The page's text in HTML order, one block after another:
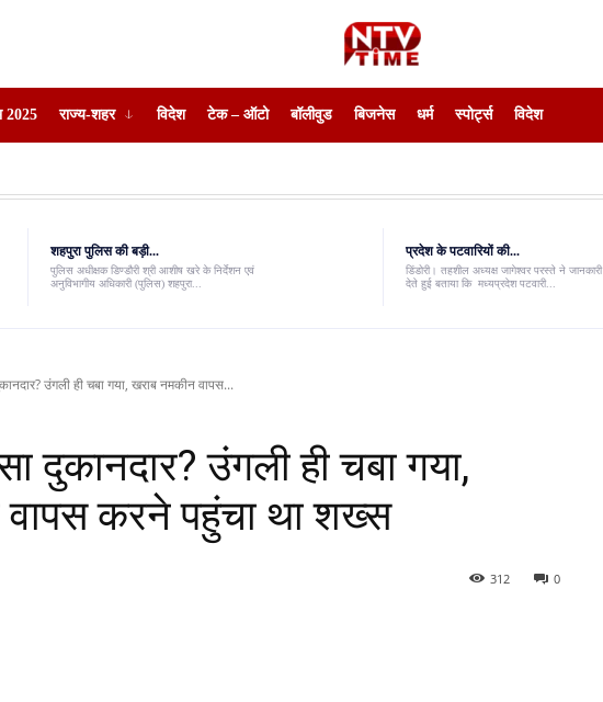
2025 राज्य-शहर विदेश टेक – ऑटो बॉलीवुड बिजनेस धर्म स्पोर्ट्स विदेश
शहपुरा पुलिस की बड़ी...
पुलिस अधीक्षक डिण्डौरी श्री आशीष खरे के निर्देशन एवं
अनुविभागीय अधिकारी (पुलिस) शहपुरा...
प्रदेश के पटवारियों की...
डिंडोरी। तहशील अध्यक्ष जागेश्वर परस्ते ने जानकारी
देते हुई बताया कि मध्यप्रदेश पटवारी...
उंगली ही चबा गया, खराब नमकीन वापस...
दुकानदार? उंगली ही चबा गया,
करने पहुंचा था शख्स
0
312